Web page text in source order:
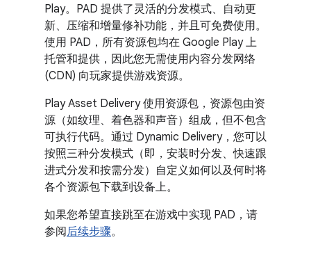
Play。PAD 提供了灵活的分发模式、自动更
新、压缩和增量修补功能，并且可免费使用。
使用 PAD，所有资源包均在 Google Play 上
托管和提供，因此您无需使用内容分发网络
(CDN) 向玩家提供游戏资源。
Play Asset Delivery 使用资源包，资源包由资
源（如纹理、着色器和声音）组成，但不包含
可执行代码。通过 Dynamic Delivery，您可以
按照三种分发模式（即，安装时分发、快速跟
进式分发和按需分发）自定义如何以及何时将
各个资源包下载到设备上。
如果您希望直接跳至在游戏中实现 PAD，请
参阅后续步骤。